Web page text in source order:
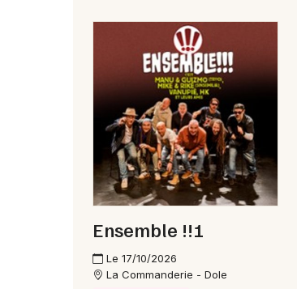
Ensemble !!!
Le 17/10/2026
La Commanderie - Dole